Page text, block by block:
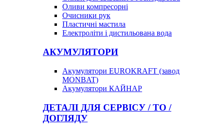
Оливи компресорні
Очисники рук
Пластичні мастила
Електроліти і дистильована вода
АКУМУЛЯТОРИ
Акумулятори EUROKRAFT (завод
MONBAT)
Акумулятори КАЙНАР
ДЕТАЛІ ДЛЯ СЕРВІСУ / ТО /
ДОГЛЯДУ